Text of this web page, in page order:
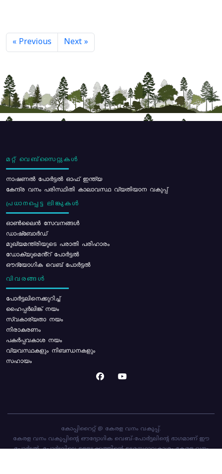
« Previous Next »
മറ്റ് വെബ്സൈറ്റുകൾ
നാഷണൽ പോർട്ടൽ ഓഫ് ഇന്ത്യ
കേന്ദ്ര വനം പരിസ്ഥിതി കാലാവസ്ഥ വ്യതിയാന വകുപ്പ്
പ്രധാനപ്പെട്ട ലിങ്കുകൾ
ഓൺലൈൻ സേവനങ്ങൾ
ഡാഷ്ബോർഡ്
മുഖ്യമന്ത്രിയുടെ പരാതി പരിഹാരം
ഡോക്യുമെൻ്റ് പോർട്ടൽ
ഔദ്യോഗിക വെബ് പോർട്ടൽ
വിവരങ്ങൾ
പോര്‍ട്ടലിനെക്കുറിച്ച്
ഹൈപ്പർലിങ്ക് നയം
സ്വകാര്യതാ നയം
നിരാകരണം
പകർപ്പവകാശ നയം
വ്യവസ്ഥകളും നിബന്ധനകളും
സഹായം
കോപ്പിറൈറ്റ് @ കേരള വനം വകുപ്പ്.
കേരള വനം വകുപ്പിന്റെ ഔദ്യോഗിക വെബ്-പോർട്ടലിന്റെ ഭാഗമാണ് ഈ
പോർട്ടൽ. പോർട്ടലിലെ ഉള്ളടക്കത്തിന്റെ ഉടമസ്ഥാവകാശം കേരള വനം